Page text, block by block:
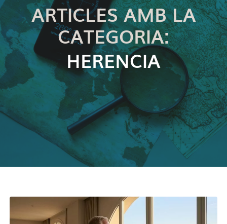
ARTICLES AMB LA
CATEGORIA:
HERENCIA